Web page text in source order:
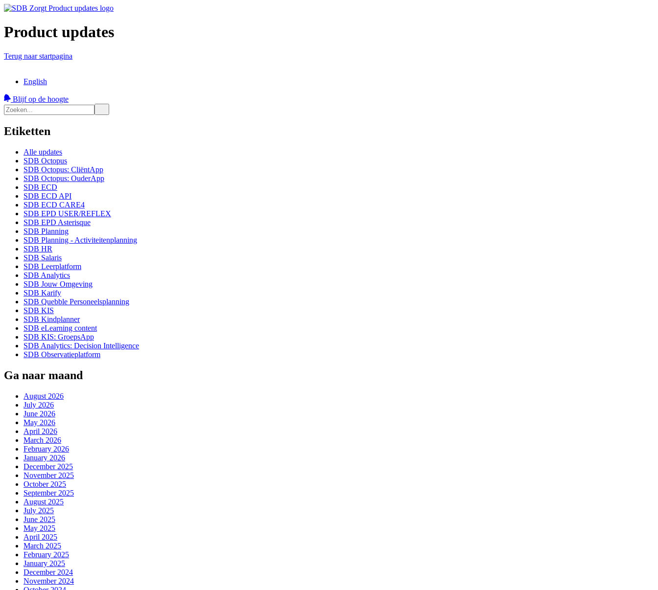
Product updates
Terug naar startpagina
English
Blijf op de hoogte
Etiketten
Alle updates
SDB Octopus
SDB Octopus: CliëntApp
SDB Octopus: OuderApp
SDB ECD
SDB ECD API
SDB ECD CARE4
SDB EPD USER/REFLEX
SDB EPD Asterisque
SDB Planning
SDB Planning - Activiteitenplanning
SDB HR
SDB Salaris
SDB Leerplatform
SDB Analytics
SDB Jouw Omgeving
SDB Karify
SDB Quebble Personeelsplanning
SDB KIS
SDB Kindplanner
SDB eLearning content
SDB KIS: GroepsApp
SDB Analytics: Decision Intelligence
SDB Observatieplatform
Ga naar maand
August 2026
July 2026
June 2026
May 2026
April 2026
March 2026
February 2026
January 2026
December 2025
November 2025
October 2025
September 2025
August 2025
July 2025
June 2025
May 2025
April 2025
March 2025
February 2025
January 2025
December 2024
November 2024